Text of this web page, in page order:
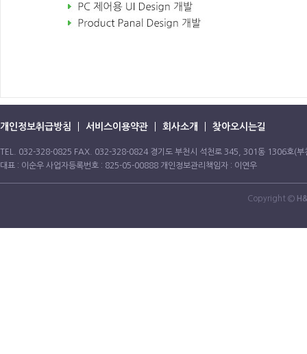
개인정보취급방침 서비스이용약관 회사소개 찾아오시는길
TEL. 032-328-0825 FAX. 032-328-0824 경기도 부천시 석천로 345, 301동 1306호(부
대표 : 이순우 사업자등록번호 : 825-05-00888 개인정보관리책임자 : 이연우
Copyright ©